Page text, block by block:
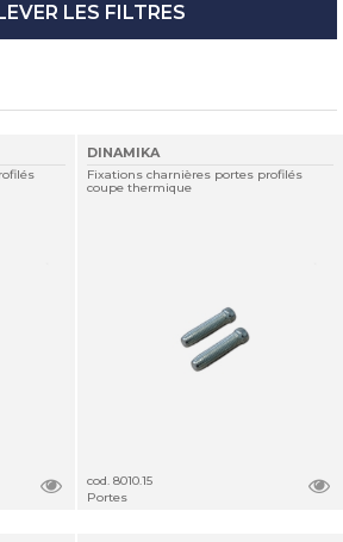
LES FILTRES
DINAMIKA
Fixations charnières portes profilés
coupe thermique
cod. 8010.15
Portes